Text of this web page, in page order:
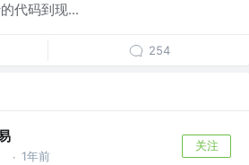
代码到现...
254
· 1年前
关注